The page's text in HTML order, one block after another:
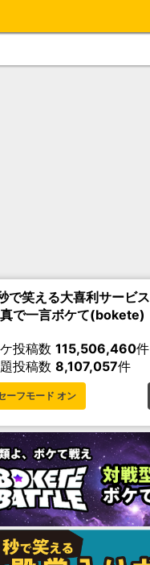
で笑える大喜利サービス
で一言ボケて(bokete)
投稿数 115,506,460件
投稿数 8,107,057件
ーフモード オン